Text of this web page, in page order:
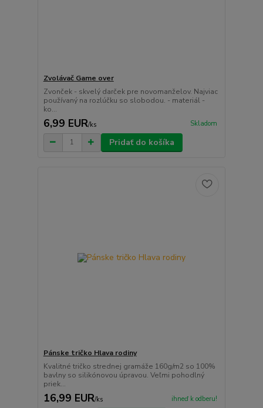
Zvolávač Game over
Zvonček - skvelý darček pre novomanželov. Najviac
používaný na rozlúčku so slobodou. - materiál -
ko...
6,99 EUR/ks Skladom
Pridať do košíka
Pánske tričko Hlava rodiny
Kvalitné tričko strednej gramáže 160g/m2 so 100%
bavlny so silikónovou úpravou. Veľmi pohodlný
priek...
16,99 EUR/ks ihneď k odberu!